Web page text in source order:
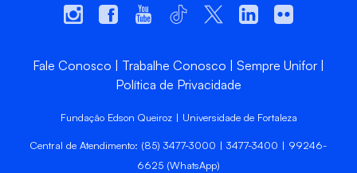
Fale Conosco Trabalhe Conosco
Sempre Unifor
Política de Privacidade
Fundação Edson Queiroz | Universidade de Fortaleza
Central de Atendimento: (85) 3477-3000 | 3477-3400 | 99246-
6625 (WhatsApp)